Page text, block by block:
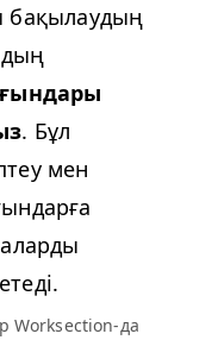
бақылаудың
. Бұл
мен
Work­sec­tion-да